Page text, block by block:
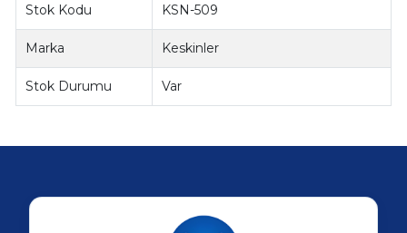
Stok Kodu KSN-509
Marka Keskinler
Stok Durumu Var